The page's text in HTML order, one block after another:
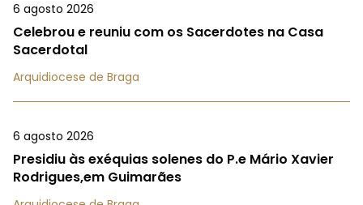
6 agosto 2026
Celebrou e reuniu com os Sacerdotes na Casa
Sacerdotal
Arquidiocese de Braga
6 agosto 2026
Presidiu às exéquias solenes do P.e Mário Xavier
Rodrigues,em Guimarães